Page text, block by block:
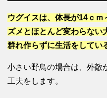
ウグイスは、体長が14ｃ
ズメとほとんど変わらない
群れ作らずに生活をしてい
小さい野鳥の場合は、外敵
工夫をします。